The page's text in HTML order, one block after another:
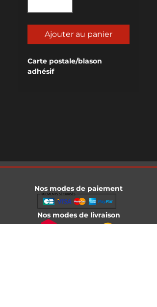
Ajouter au panier
Carte postale/blason
adhésif
Nos modes de paiement
Nos modes de livraison